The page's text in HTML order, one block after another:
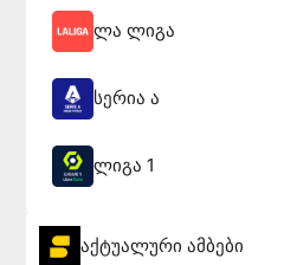
ლა ლიგა
სერია ა
ლიგა 1
აქტუალური ამბები